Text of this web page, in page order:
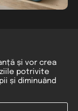
și vor crea
potrivite
și diminuând